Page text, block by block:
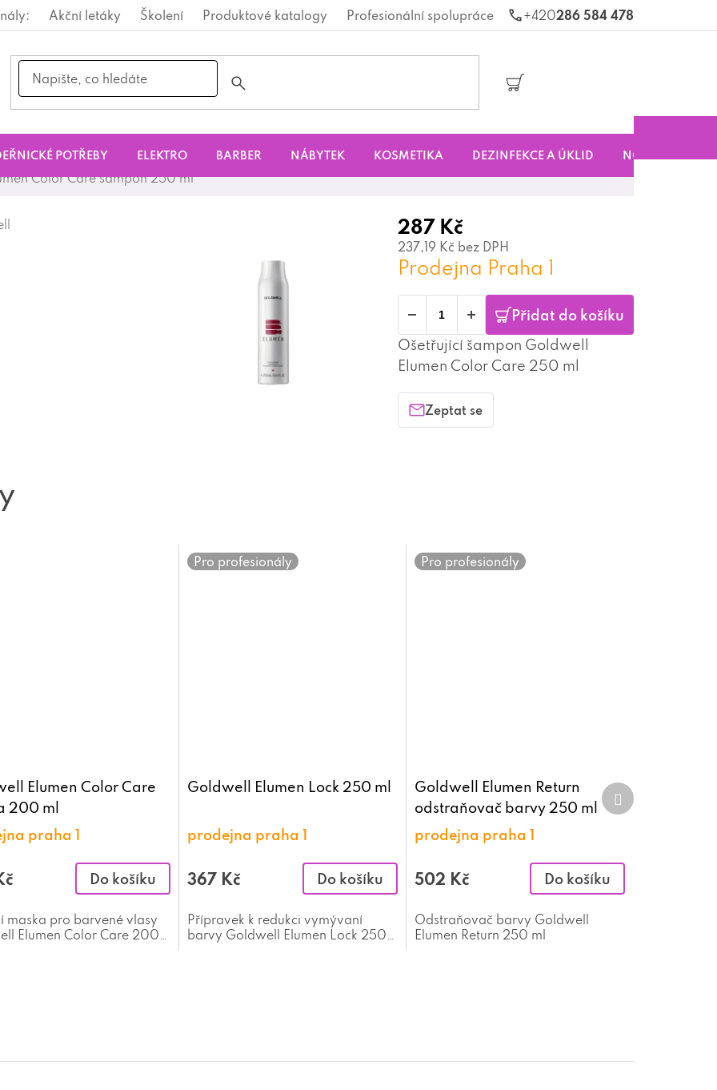
286 584 478
Akční letáky Školení Produktové katalogy Profesionální spolupráce
Nákupní
POTŘEBY ELEKTRO BARBER NÁBYTEK KOSMETIKA DEZINFEKCE A ÚKLID NOVINKY
Color Care šampon 250 ml
287 Kč
237,19 Kč bez DPH
Prodejna Praha 1
Přidat do košíku
Ošetřující šampon Goldwell
Elumen Color Care 250 ml
Zeptat se
Elumen Color Care
200 ml
praha 1
Do košíku
maska pro barvené vlasy
Elumen Color Care 200
Pro profesionály
Goldwell Elumen Lock 250 ml
prodejna praha 1
367 Kč Do košíku
Přípravek k redukci vymývaní
barvy Goldwell Elumen Lock 250
Pro profesionály
Goldwell Elumen Return
odstraňovač barvy 250 ml
prodejna praha 1
502 Kč Do košíku
Odstraňovač barvy Goldwell
Elumen Return 250 ml
Další
produkt